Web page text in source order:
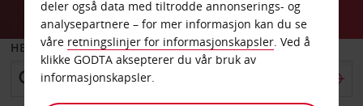
HENT FRA
deler også data med tiltrodde annonserings- og
analysepartnere – for mer informasjon kan du se
våre retningslinjer for informasjonskapsler. Ved å
klikke GODTA aksepterer du vår bruk av
informasjonskapsler.